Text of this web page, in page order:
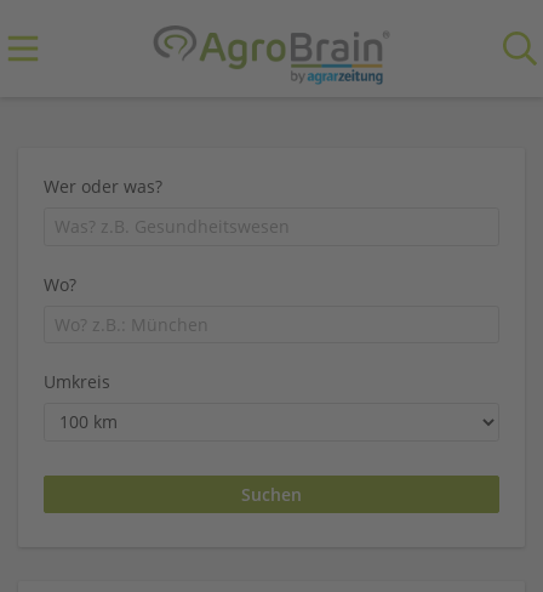
Wer oder was?
Wo?
Umkreis